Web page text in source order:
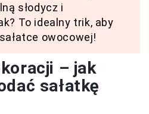
słodycz i
To idealny trik, aby
owocowej!
– jak
sałatkę